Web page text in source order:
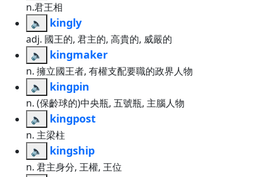
n.君王相
🔈
kingly
adj. 國王的, 君主的, 高貴的, 威嚴的
🔈
kingmaker
n. 擁立國王者, 有權支配要職的政界人物
🔈
kingpin
n. (保齡球的)中央瓶, 五號瓶, 主腦人物
🔈
kingpost
n. 主梁柱
🔈
kingship
n. 君主身分, 王權, 王位